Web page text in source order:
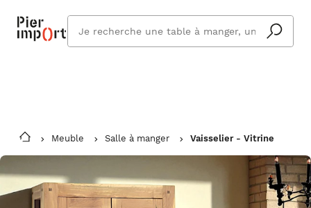
Vous êtes absent ? Pier Import s'adapte
et vous livre à votre retour.
En savoir plus
cherchez
vous ?
Meuble Salle à manger Vaisselier - Vitrine